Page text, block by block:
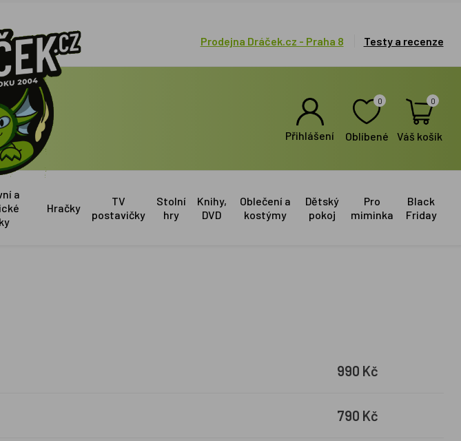
Prodejna Dráček.cz - Praha 8 Testy a recenze
Přihlášení
0
Oblíbené
0
Váš košík
a
Hračky
TV
postavičky
Stolní
hry
Knihy,
DVD
Oblečení a
kostýmy
Dětský
pokoj
Pro
miminka
Black
Friday
990 Kč
790 Kč